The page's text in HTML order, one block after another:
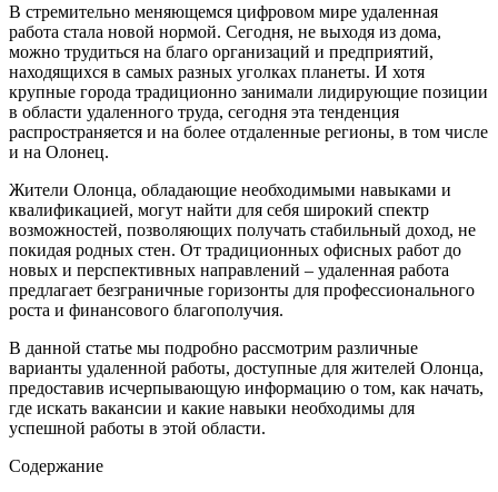
В стремительно меняющемся цифровом мире удаленная
работа стала новой нормой. Сегодня, не выходя из дома,
можно трудиться на благо организаций и предприятий,
находящихся в самых разных уголках планеты. И хотя
крупные города традиционно занимали лидирующие позиции
в области удаленного труда, сегодня эта тенденция
распространяется и на более отдаленные регионы, в том числе
и на Олонец.
Жители Олонца, обладающие необходимыми навыками и
квалификацией, могут найти для себя широкий спектр
возможностей, позволяющих получать стабильный доход, не
покидая родных стен. От традиционных офисных работ до
новых и перспективных направлений – удаленная работа
предлагает безграничные горизонты для профессионального
роста и финансового благополучия.
В данной статье мы подробно рассмотрим различные
варианты удаленной работы, доступные для жителей Олонца,
предоставив исчерпывающую информацию о том, как начать,
где искать вакансии и какие навыки необходимы для
успешной работы в этой области.
Содержание